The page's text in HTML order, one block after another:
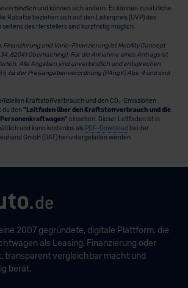
und können sich ändern. Es können zusätzliche
Rabatte beziehen sich auf den Listenpreis (UVP) des
seitens des Herstellers sind kurzfristig möglich.
Finanzierung und Vario-Finanzierung ist Mobility Concept
82041 Oberhaching). Für die Annahme eines Antrags ist
Alle Angaben sind unverbindlich und entsprechen
6a der Preisangabenverordnung (PAngV) Abs. 4 und sind
Kraftstoffverbrauch und den CO₂-Emissionen
du den "Leitfaden über den Kraftstoffverbrauch und die
Personenkraftwagen" einsehen. Dieser Leitfaden ist in
und kann kostenlos als PDF-Download bei der
GmbH (DAT) heruntergeladen werden.
2007 gegründete, digitale Plattform, die
als Leasing, Finanzierung oder
transparent vergleichbar macht und
berät.